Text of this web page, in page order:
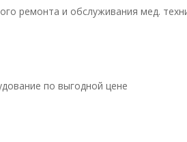
ремонта и обслуживания мед.
по выгодной цене